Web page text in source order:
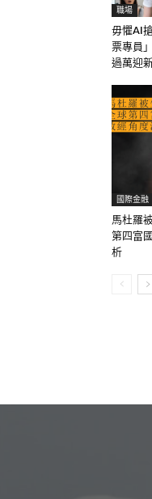
職場
毋懼AI
票專員
過萬迎
國際金融
馬杜羅
第四富
析